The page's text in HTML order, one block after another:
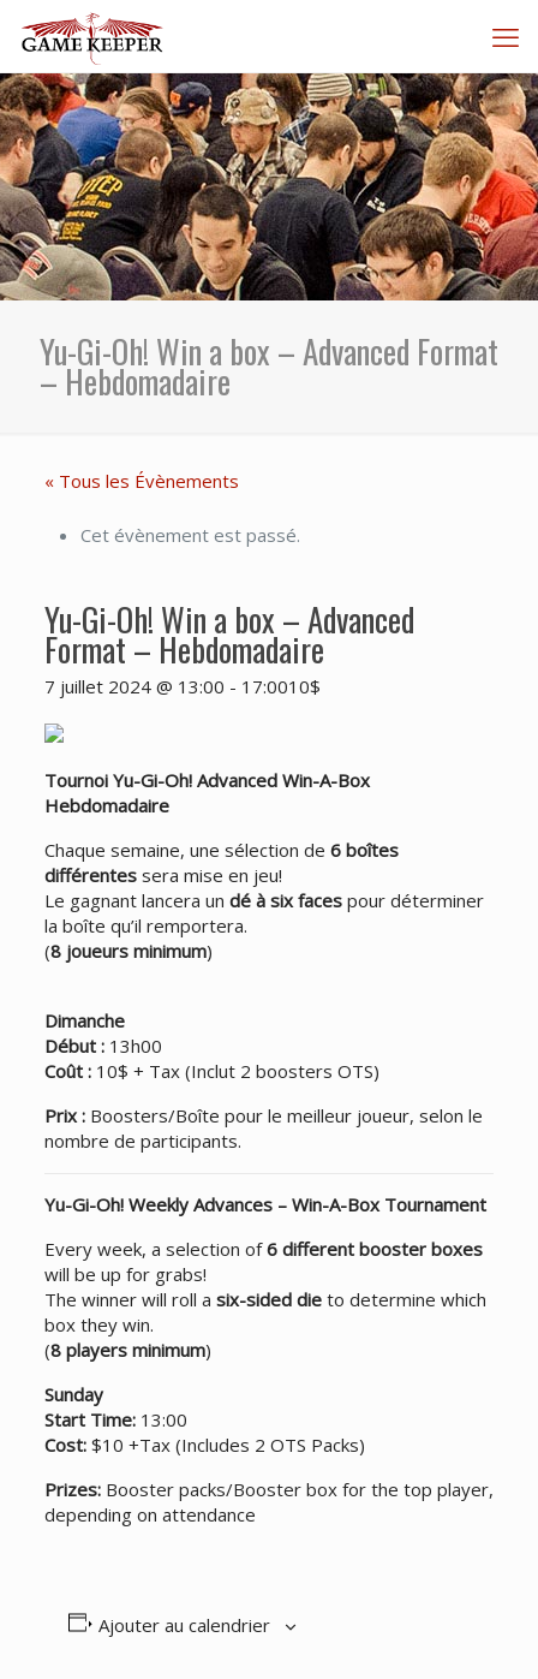
Yu-Gi-Oh! Win a box – Advanced Format
– Hebdomadaire
« Tous les Évènements
Cet évènement est passé.
Yu-Gi-Oh! Win a box – Advanced
Format – Hebdomadaire
7 juillet 2024 @ 13:00 - 17:0010$
Tournoi Yu-Gi-Oh! Advanced Win-A-Box
Hebdomadaire
Chaque semaine, une sélection de 6 boîtes
différentessera mise en jeu!
Le gagnant lancera un dé à six facespour déterminer
la boîte qu’il remportera.
(8 joueurs minimum)
Dimanche
Début :13h00
Coût :10$ + Tax (Inclut 2 boosters OTS)
Prix :Boosters/Boîte pour le meilleur joueur, selon le
nombre de participants.
Yu-Gi-Oh! Weekly Advances – Win-A-Box Tournament
Every week, a selection of6 different booster boxes
will be up for grabs!
The winner will roll a six-sided dieto determine which
box they win.
(8 players minimum)
Sunday
Start Time:13:00
Cost:$10 +Tax (Includes 2 OTS Packs)
Prizes:Booster packs/Booster box for the top player,
depending on attendance
Ajouter au calendrier